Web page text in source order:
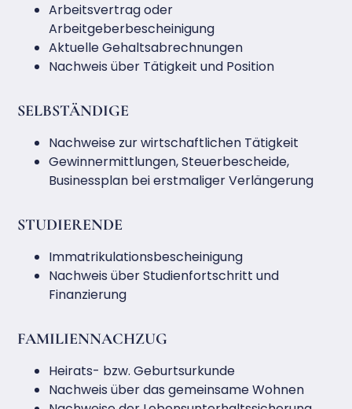
Arbeitsvertrag oder
Arbeitgeberbescheinigung
Aktuelle Gehaltsabrechnungen
Nachweis über Tätigkeit und Position
SELBSTÄNDIGE
Nachweise zur wirtschaftlichen Tätigkeit
Gewinnermittlungen, Steuerbescheide,
Businessplan bei erstmaliger Verlängerung
STUDIERENDE
Immatrikulationsbescheinigung
Nachweis über Studienfortschritt und
Finanzierung
FAMILIENNACHZUG
Heirats- bzw. Geburtsurkunde
Nachweis über das gemeinsame Wohnen